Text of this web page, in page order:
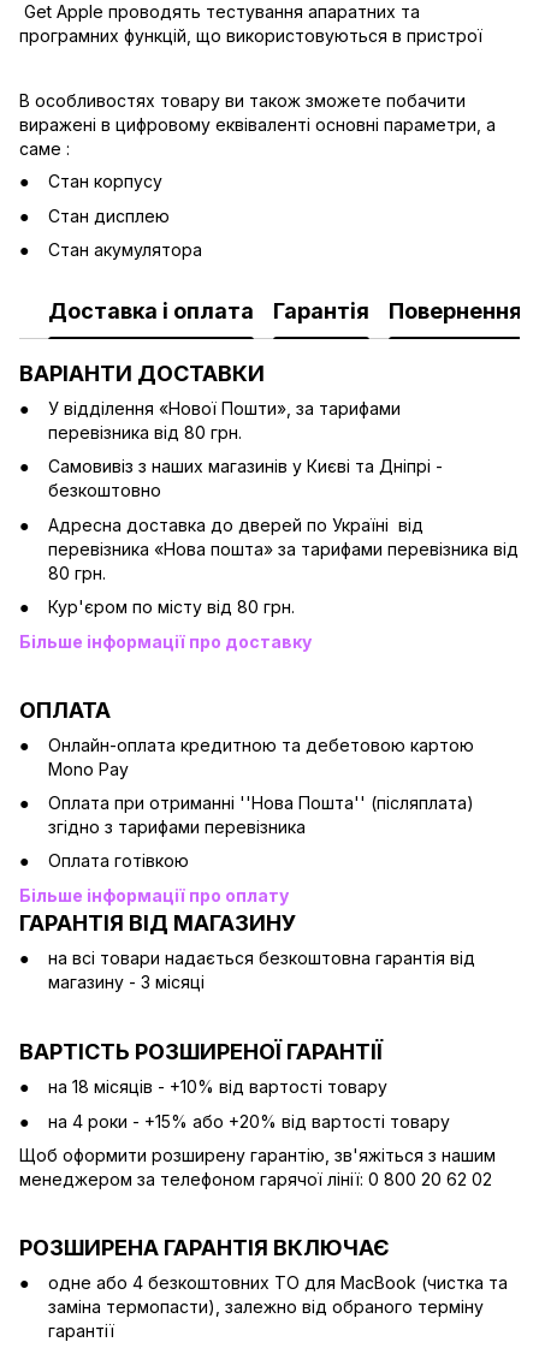
Get Apple проводять тестування апаратних та
програмних функцій, що використовуються в пристрої
В особливостях товару ви також зможете побачити
виражені в цифровому еквіваленті основні параметри, а
саме :
Стан корпусу
Стан дисплею
Стан акумулятора
Доставка і оплата Гарантія Повернення
ВАРІАНТИ ДОСТАВКИ
У відділення «Нової Пошти», за тарифами
перевізника від 80 грн.
Cамовивіз з наших магазинів у Києві та Дніпрі -
безкоштовно
Адресна доставка до дверей по Україні від
перевізника «Нова пошта» за тарифами перевізника від
80 грн.
Кур'єром по місту від 80 грн.
Більше інформації про доставку
ОПЛАТА
Онлайн-оплата кредитною та дебетовою картою
Mono Pay
Оплата при отриманні ''Нова Пошта'' (післяплата)
згідно з тарифами перевізника
Оплата готівкою
Більше інформації про оплату
ГАРАНТІЯ ВІД МАГАЗИНУ
на всі товари надається безкоштовна гарантія від
магазину - 3 місяці
ВАРТІСТЬ РОЗШИРЕНОЇ ГАРАНТІЇ
на 18 місяців - +10% від вартості товару
на 4 роки - +15% або +20% від вартості товару
Щоб оформити розширену гарантію, зв'яжіться з нашим
менеджером за телефоном гарячої лінії: 0 800 20 62 02
РОЗШИРЕНА ГАРАНТІЯ ВКЛЮЧАЄ
одне або 4 безкоштовних ТО для MacBook (чистка та
заміна термопасти), залежно від обраного терміну
гарантії